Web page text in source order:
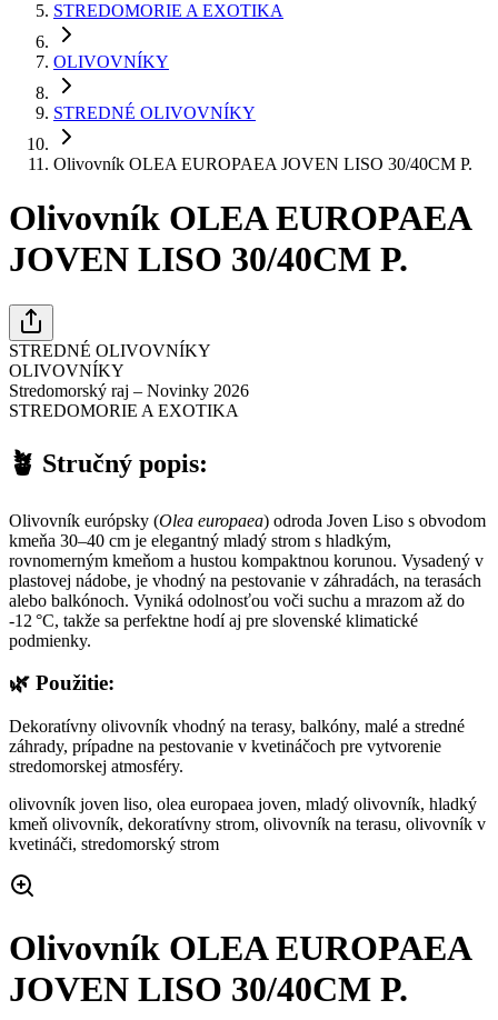
STREDOMORIE A EXOTIKA
OLIVOVNÍKY
STREDNÉ OLIVOVNÍKY
Olivovník OLEA EUROPAEA JOVEN LISO 30/40CM P.
Olivovník OLEA EUROPAEA
JOVEN LISO 30/40CM P.
STREDNÉ OLIVOVNÍKY
OLIVOVNÍKY
Stredomorský raj – Novinky 2026
STREDOMORIE A EXOTIKA
🪴 Stručný popis:
Olivovník európsky (Olea europaea) odroda Joven Liso s obvodom
kmeňa 30–40 cm je elegantný mladý strom s hladkým,
rovnomerným kmeňom a hustou kompaktnou korunou. Vysadený v
plastovej nádobe, je vhodný na pestovanie v záhradách, na terasách
alebo balkónoch. Vyniká odolnosťou voči suchu a mrazom až do
-12 °C, takže sa perfektne hodí aj pre slovenské klimatické
podmienky.
🌿 Použitie:
Dekoratívny olivovník vhodný na terasy, balkóny, malé a stredné
záhrady, prípadne na pestovanie v kvetináčoch pre vytvorenie
stredomorskej atmosféry.
olivovník joven liso, olea europaea joven, mladý olivovník, hladký
kmeň olivovník, dekoratívny strom, olivovník na terasu, olivovník v
kvetináči, stredomorský strom
Olivovník OLEA EUROPAEA
JOVEN LISO 30/40CM P.